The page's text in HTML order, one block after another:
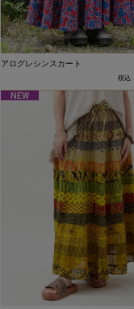
アログレシンスカート